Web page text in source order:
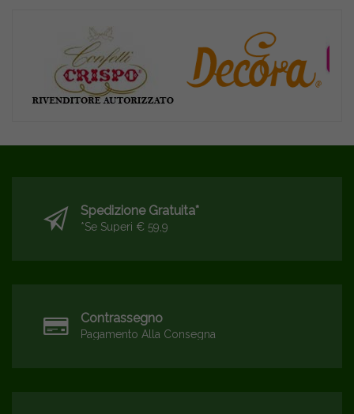
Spedizione Gratuita*
*se Superi € 59,9
Contrassegno
Pagamento Alla Consegna